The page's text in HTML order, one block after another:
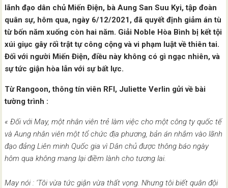
lãnh đạo dân chủ Miến Điện, bà Aung San Suu Kyi, tập đoàn
quân sự, hôm qua, ngày 6/12/2021, đã quyết định giảm án tù
từ bốn năm xuống còn hai năm. Giải Noble Hòa Bình bị kết tội
xúi giục gây rối trật tự công cộng và vi phạm luật về thiên tai.
Đối với người Miến Điện, điều này không có gì ngạc nhiên, và
sự tức giận hòa lẫn với sự bất lực.
Từ Rangoon, thông tín viên RFI, Juliette Verlin gửi về bài
tường trình :
« Đối với May, một nhân viên trẻ làm việc cho một công ty quốc tế
và Aung nhân viên một tổ chức địa phương, bản án nhắm vào lãnh
đạo đảng Liên minh Quốc gia vì Dân chủ được thông báo ngày
hôm qua không mang lại điềm lành cho tương lai.
May nói : ‘Tôi vừa tức giận vừa thất vọng. Nhưng tôi biết quân đội